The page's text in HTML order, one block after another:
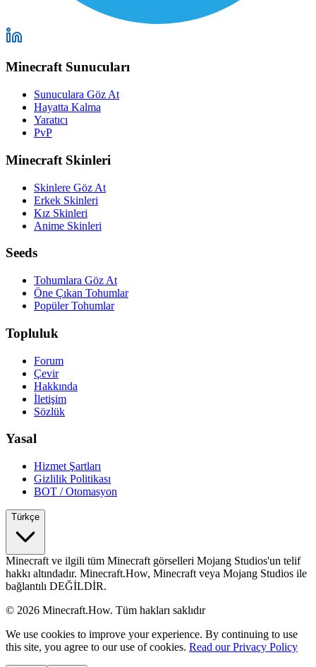
Minecraft Sunucuları
Sunuculara Göz At
Hayatta Kalma
Yaratıcı
PvP
Minecraft Skinleri
Skinlere Göz At
Erkek Skinleri
Kız Skinleri
Anime Skinleri
Seeds
Tohumlara Göz At
Öne Çıkan Tohumlar
Popüler Tohumlar
Topluluk
Forum
Çevir
Hakkında
İletişim
Sözlük
Yasal
Hizmet Şartları
Gizlilik Politikası
BOT / Otomasyon
Türkçe
Minecraft ve ilgili tüm Minecraft görselleri Mojang Studios'un telif
hakkı altındadır. Minecraft.How, Minecraft veya Mojang Studios ile
bağlantılı DEĞİLDİR.
© 2026 Minecraft.How. Tüm hakları saklıdır
We use cookies to improve your experience. By continuing to use
this site, you agree to our use of cookies. Read our Privacy Policy